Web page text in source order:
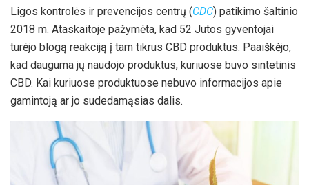
Ligos kontrolės ir prevencijos centrų (CDC) patikimo šaltinio
2018 m. Ataskaitoje pažymėta, kad 52 Jutos gyventojai
turėjo blogą reakciją į tam tikrus CBD produktus. Paaiškėjo,
kad dauguma jų naudojo produktus, kuriuose buvo sintetinis
CBD. Kai kuriuose produktuose nebuvo informacijos apie
gamintoją ar jo sudedamąsias dalis.